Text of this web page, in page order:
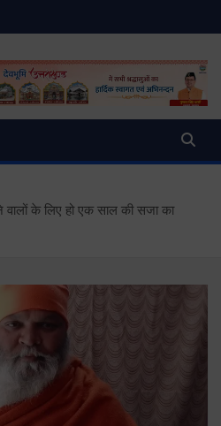
Uttarakhand
News
वालों के लिए हो एक साल की सजा का